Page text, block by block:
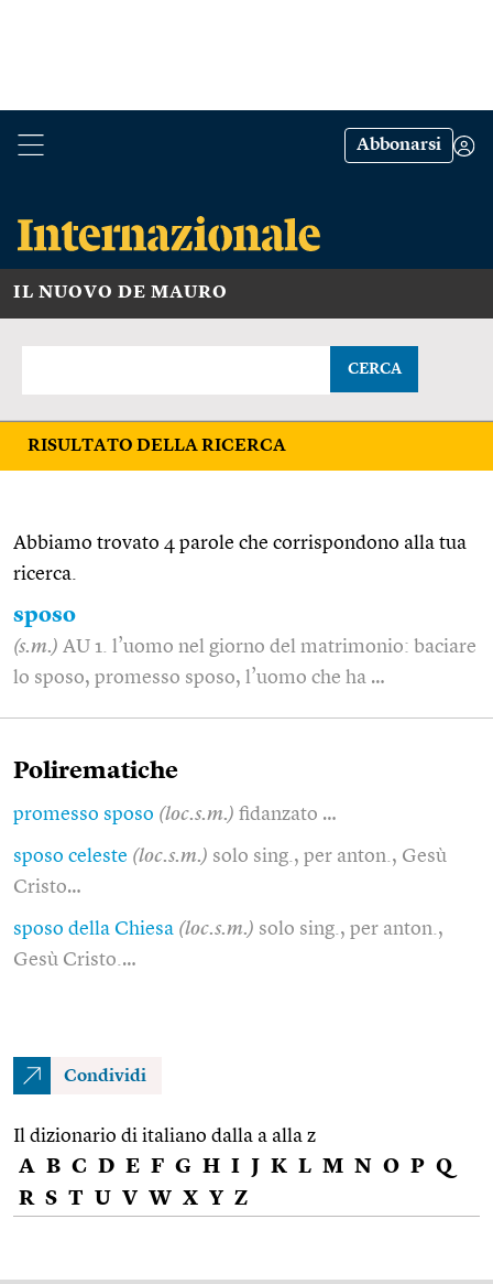
Abbonarsi
IL NUOVO DE MAURO
CERCA
RISULTATO DELLA RICERCA
Abbiamo trovato 4 parole che corrispondono alla tua
ricerca.
sposo
(s.m.) AU 1. l’uomo nel giorno del matrimonio: baciare
lo sposo, promesso sposo, l’uomo che ha …
Polirematiche
promesso sposo (loc.s.m.) fidanzato …
sposo celeste (loc.s.m.) solo sing., per anton., Gesù
Cristo…
sposo della Chiesa (loc.s.m.) solo sing., per anton.,
Gesù Cristo.…
Condividi
Il dizionario di italiano dalla a alla z
A B C D E F G H I J K L M N O P Q
R S T U V W X Y Z